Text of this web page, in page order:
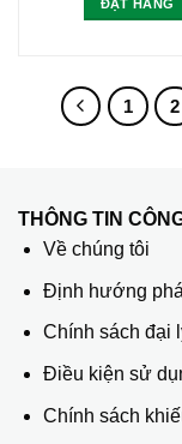
ĐẶT HÀNG
1 2
THÔNG TIN
Về chúng tôi
Định hướng
Chính sách đại
Điều kiện sử
Chính sách